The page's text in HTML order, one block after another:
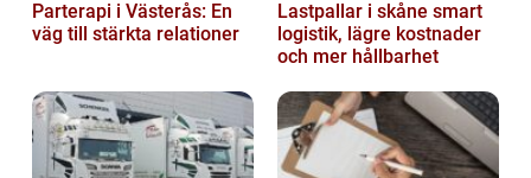
Parterapi i Västerås: En
väg till stärkta relationer
Lastpallar i skåne smart
logistik, lägre kostnader
och mer hållbarhet